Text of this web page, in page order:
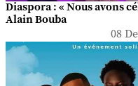
Diaspora : « Nous avons
Alain Bouba
08